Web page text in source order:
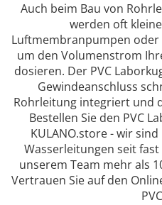
Auch beim Bau von
werden oft
Luftmembranpumpen
um den Volumenstrom
dosieren. Der PVC
Gewindeanschluss
Rohrleitung integriert und
Bestellen Sie den PVC
KULANO.store - wir
Wasserleitungen seit
unserem Team mehr als
Vertrauen Sie auf den